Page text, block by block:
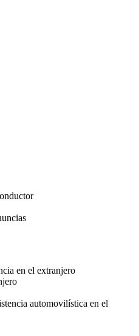
en el extranjero
automovilística en el